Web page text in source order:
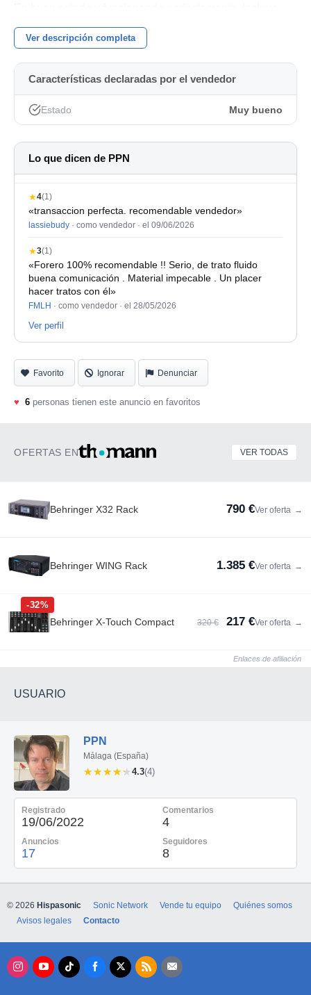
fuente de alimentación original.
Ideal para estudio que busca calidad, claridad y
musicalidad en el front-end.
Ver descripción completa
Características declaradas por el vendedor
Estado Muy bueno
Lo que dicen de PPN
★4(1)
«transaccion perfecta. recomendable vendedor»
lassiebudy · como vendedor · el 09/06/2026
★3(1)
«Forero 100% recomendable !! Serio, de trato fluido
buena comunicación . Material impecable . Un placer
hacer tratos con él»
FMLH · como vendedor · el 28/05/2026
Ver perfil
Favorito Ignorar Denunciar
♥ 6 personas tienen este anuncio en favoritos
OFERTAS EN VER TODAS
Behringer X32 Rack 790 €Ver oferta →
Behringer WING Rack 1.385 €Ver oferta →
-32%
Behringer X-Touch Compact 320 € 217 €Ver oferta →
Enlaces de afiliación
USUARIO
PPN
Málaga (España)
★★★★★
★★★★★ 4.3(4)
Registrado
19/06/2022
Comentarios
4
Anuncios
17
Seguidores
8
© 2026 Hispasonic Sonic Network Vende tu equipo
Quiénes somos
Avisos legales
Contacto